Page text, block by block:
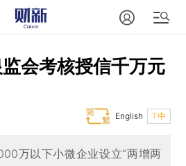
会考核授信千万元
T中
English
万以下小微企业设立“两增两